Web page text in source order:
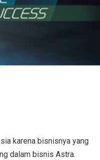
karena bisnisnya yang
dalam bisnis Astra.